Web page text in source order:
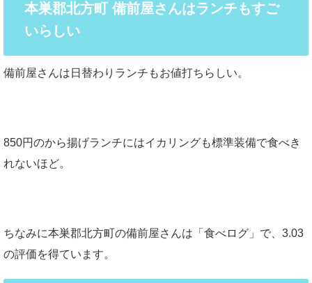
本巣郡北方町 備前屋さんはランチもすご
いらしい
備前屋さんは日替わりランチもお値打ちらしい。
850円のから揚げランチにはイカリングも標準装備で食べき
れないほど。
ちなみに本巣郡北方町の備前屋さんは「食べログ」で、3.03
の評価を得ています。